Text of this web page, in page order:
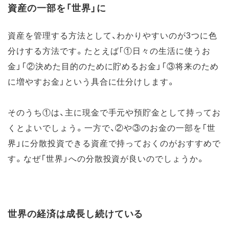
資産の一部を「世界」に
資産を管理する方法として、わかりやすいのが3つに色
分けする方法です。たとえば「①日々の生活に使うお
金」「②決めた目的のために貯めるお金」「③将来のため
に増やすお金」という具合に仕分けします。
そのうち①は、主に現金で手元や預貯金として持ってお
くとよいでしょう。一方で、②や③のお金の一部を「世
界」に分散投資できる資産で持っておくのがおすすめで
す。なぜ「世界」への分散投資が良いのでしょうか。
世界の経済は成長し続けている